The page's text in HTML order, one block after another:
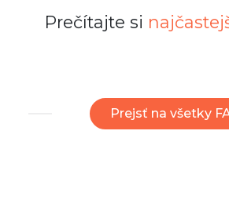
Prečítajte si
Prejsť na všetky